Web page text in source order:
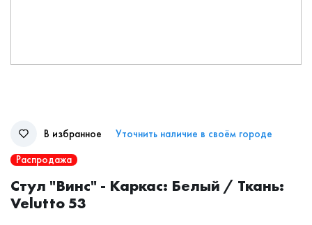
В избранное
Уточнить наличие в своём городе
Распродажа
Стул "Винс" - Каркас: Белый / Ткань:
Velutto 53